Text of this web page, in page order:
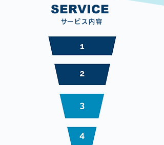
SERVICE
​サービス内容